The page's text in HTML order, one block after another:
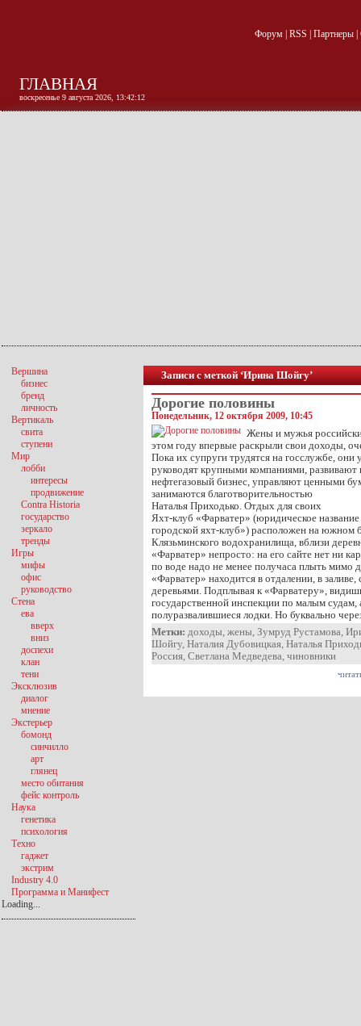
Форум| RSS Партнеры|
ГЛАВНАЯ
воскресенье 9 августа 2026, 13:42:13
Записи с меткой ‘Ирина Шойгу’
Дорогие половины
Понедельник, 12 октября 2009, 10:45
Жены и мужья
этом году впервые раскрыли свои доходы,
Пока их супруги трудятся на госслужбе,
руководят крупными компаниями, развивают
нефтегазовый бизнес, управляют ценными
занимаются благотворительностью
Наталья Приходько. Отдых для своих
Яхт-клуб «Фарватер» (юридическое
городской яхт-клуб») расположен на южном
Клязьминского водохранилища, вблизи
«Фарватер» непросто: на его сайте нет ни
по воде надо не менее получаса плыть мимо
«Фарватер» находится в отдалении, в
деревьями. Подплывая к «Фарватеру»,
государственной инспекции по малым судам,
полуразвалившиеся лодки. Но буквально
Метки: доходы, жены, Зумруд Рустамова,
Шойгу, Наталия Дубовицкая, Наталья
Россия, Светлана Медведева, чиновники
Вершина
бизнес
бренд
личность
Вертикаль
свита
ступени
Мир
лобби
интересы
продвижение
Contra Historia
государство
зеркало
тренды
Игры
мифы
офис
руководство
Стена
ева
вверх
вниз
доспехи
клан
тени
Эксклюзив
диалог
мнение
Экстерьер
бомонд
синчилло
арт
глянец
место обитания
фейс контроль
Наука
генетика
психология
Техно
гаджет
экстрим
Industry 4.0
Программа и Манифест
Loading...